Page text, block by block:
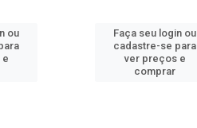
ou
e
Faça seu login ou
cadastre-se para
ver preços e
comprar